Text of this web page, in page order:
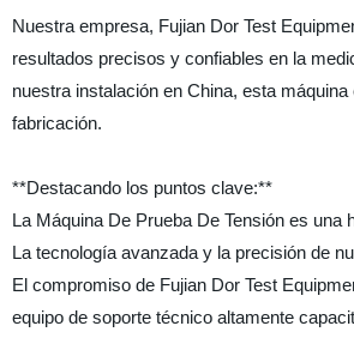
Nuestra empresa, Fujian Dor Test
resultados precisos y confiables en la
nuestra instalación en China, esta
fabricación.
**Destacando los puntos clave:**
La Máquina De Prueba De Tensión es
La tecnología avanzada y la precisión de
El compromiso de Fujian Dor Test
equipo de soporte técnico altamente